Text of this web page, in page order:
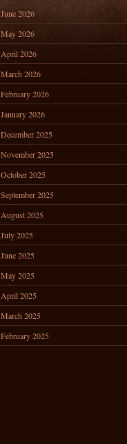
June 2026
May 2026
April 2026
March 2026
February 2026
January 2026
December 2025
November 2025
October 2025
September 2025
August 2025
July 2025
June 2025
May 2025
April 2025
March 2025
February 2025